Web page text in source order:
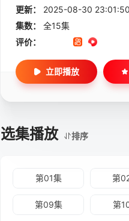
更新：
2025-08-30
集数：
全15集
评价：
立即播放
选集播放 排序
第01集 第
第09集 第